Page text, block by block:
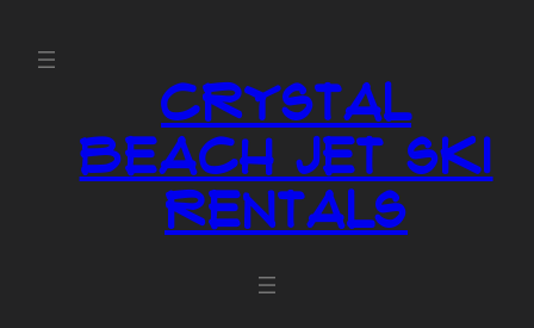
Crystal
Beach Jet Ski
Rentals